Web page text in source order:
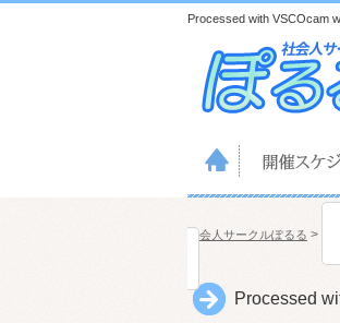
Processed with VSCOcam
社会人サークルぽるる >
Processed